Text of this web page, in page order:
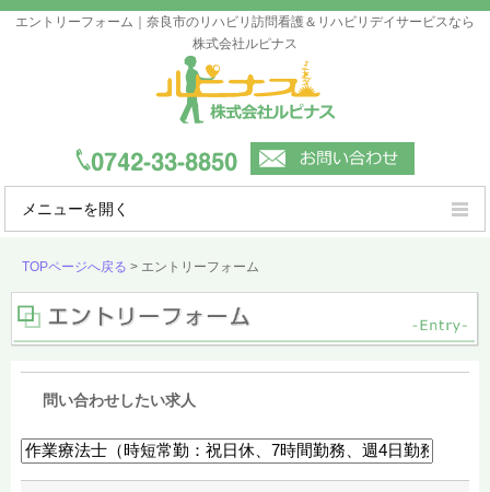
エントリーフォーム｜奈良市のリハビリ訪問看護＆リハビリデイサービスなら
株式会社ルピナス
メニューを開く
ルピナスの強み
ご利用案内
事業所一覧
会社概要
よくあるご質問
TOPページへ戻る > エントリーフォーム
問い合わせしたい求人